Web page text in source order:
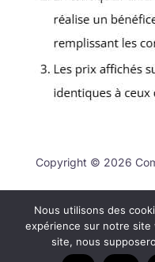
Copyright © 2026
Nous utilisons des
expérience sur notre site
site, nous